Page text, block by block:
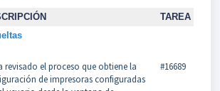
TAREA
revisado el proceso que obtiene la
de impresoras configuradas
#16689